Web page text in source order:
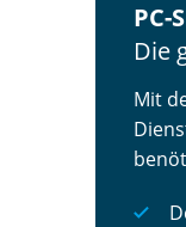
PC-
Die
Mit